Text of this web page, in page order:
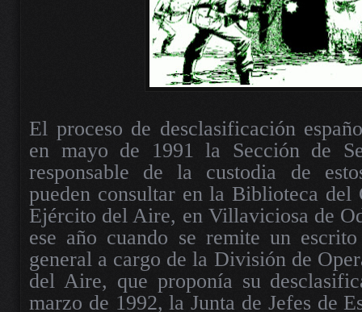
El proceso de desclasificación
en mayo de 1991 la Sección de
responsable de la custodia de
pueden consultar en la Biblioteca del
Ejército del Aire, en Villaviciosa de
ese año cuando se remite un
general a cargo de la División de
del Aire, que proponía su
marzo de 1992, la Junta de Jefes de